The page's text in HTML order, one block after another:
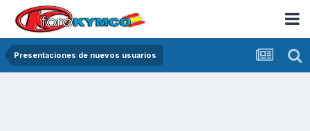
Presentaciones de nuevos usuarios